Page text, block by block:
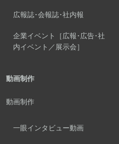
広報誌･会報誌･社内報
企業イベント［広報･広告･社
内イベント／展示会］
動画制作
動画制作
一眼インタビュー動画